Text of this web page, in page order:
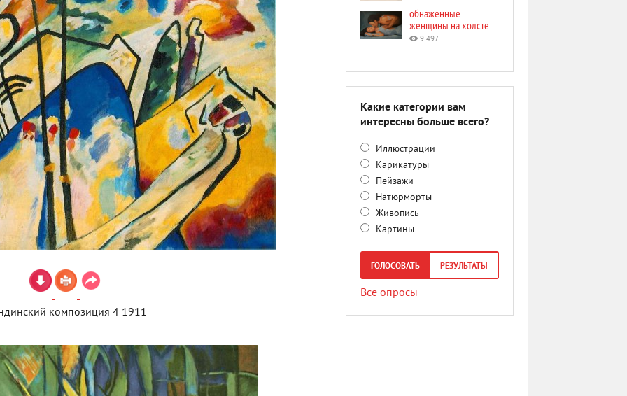
композиция 4 1911
обнаженные
женщины на холсте
9 497
Какие категории вам
интересны больше всего?
Иллюстрации
Карикатуры
Пейзажи
Натюрморты
Живопись
Картины
ГОЛОСОВАТЬ РЕЗУЛЬТАТЫ
Все опросы